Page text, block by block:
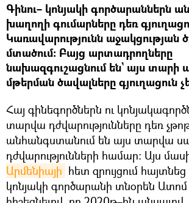
Գինու– կոնյակի գործարաններն
խաղողի գումարները դեռ
Կառավարությունն աջակցության
մտածում։ Բայց արտադրողները
նախազգուշացնում են` այս տարի
մթերման ծավալները գյուղացուն
Հայ գինեգործներն ու
տարվա դժվարությունները դեռ
անհանգստանում են այս տարվա
դժվարությունների համար։ Այս
Արմենիայի հետ զրույցում
կոնյակի գործարանի տնօրեն Ատոմ